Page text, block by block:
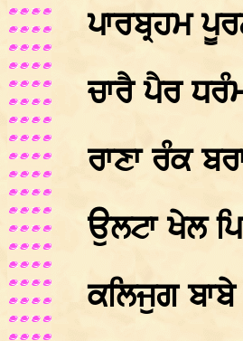
ਪਾਰਬ੍ਰਹਮ
ਚਾਰੈ ਪੈਰ
ਰਾਣਾ ਰੰਕ
ਉਲਟਾ ਖੇਲ
ਕਲਿਜੁਗ ਬਾਬੇ